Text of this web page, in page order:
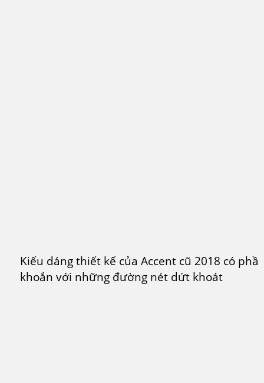
Kiếu dáng thiết kế của Accent cũ 2018 có
khoắn với những đường nét dứt khoát